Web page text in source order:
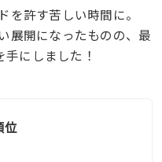
を許す苦しい時間に。
展開になったものの、最
にしました！
位